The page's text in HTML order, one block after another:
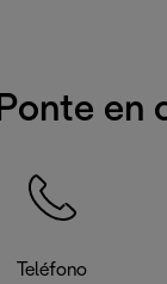
Ponte en
Teléfono